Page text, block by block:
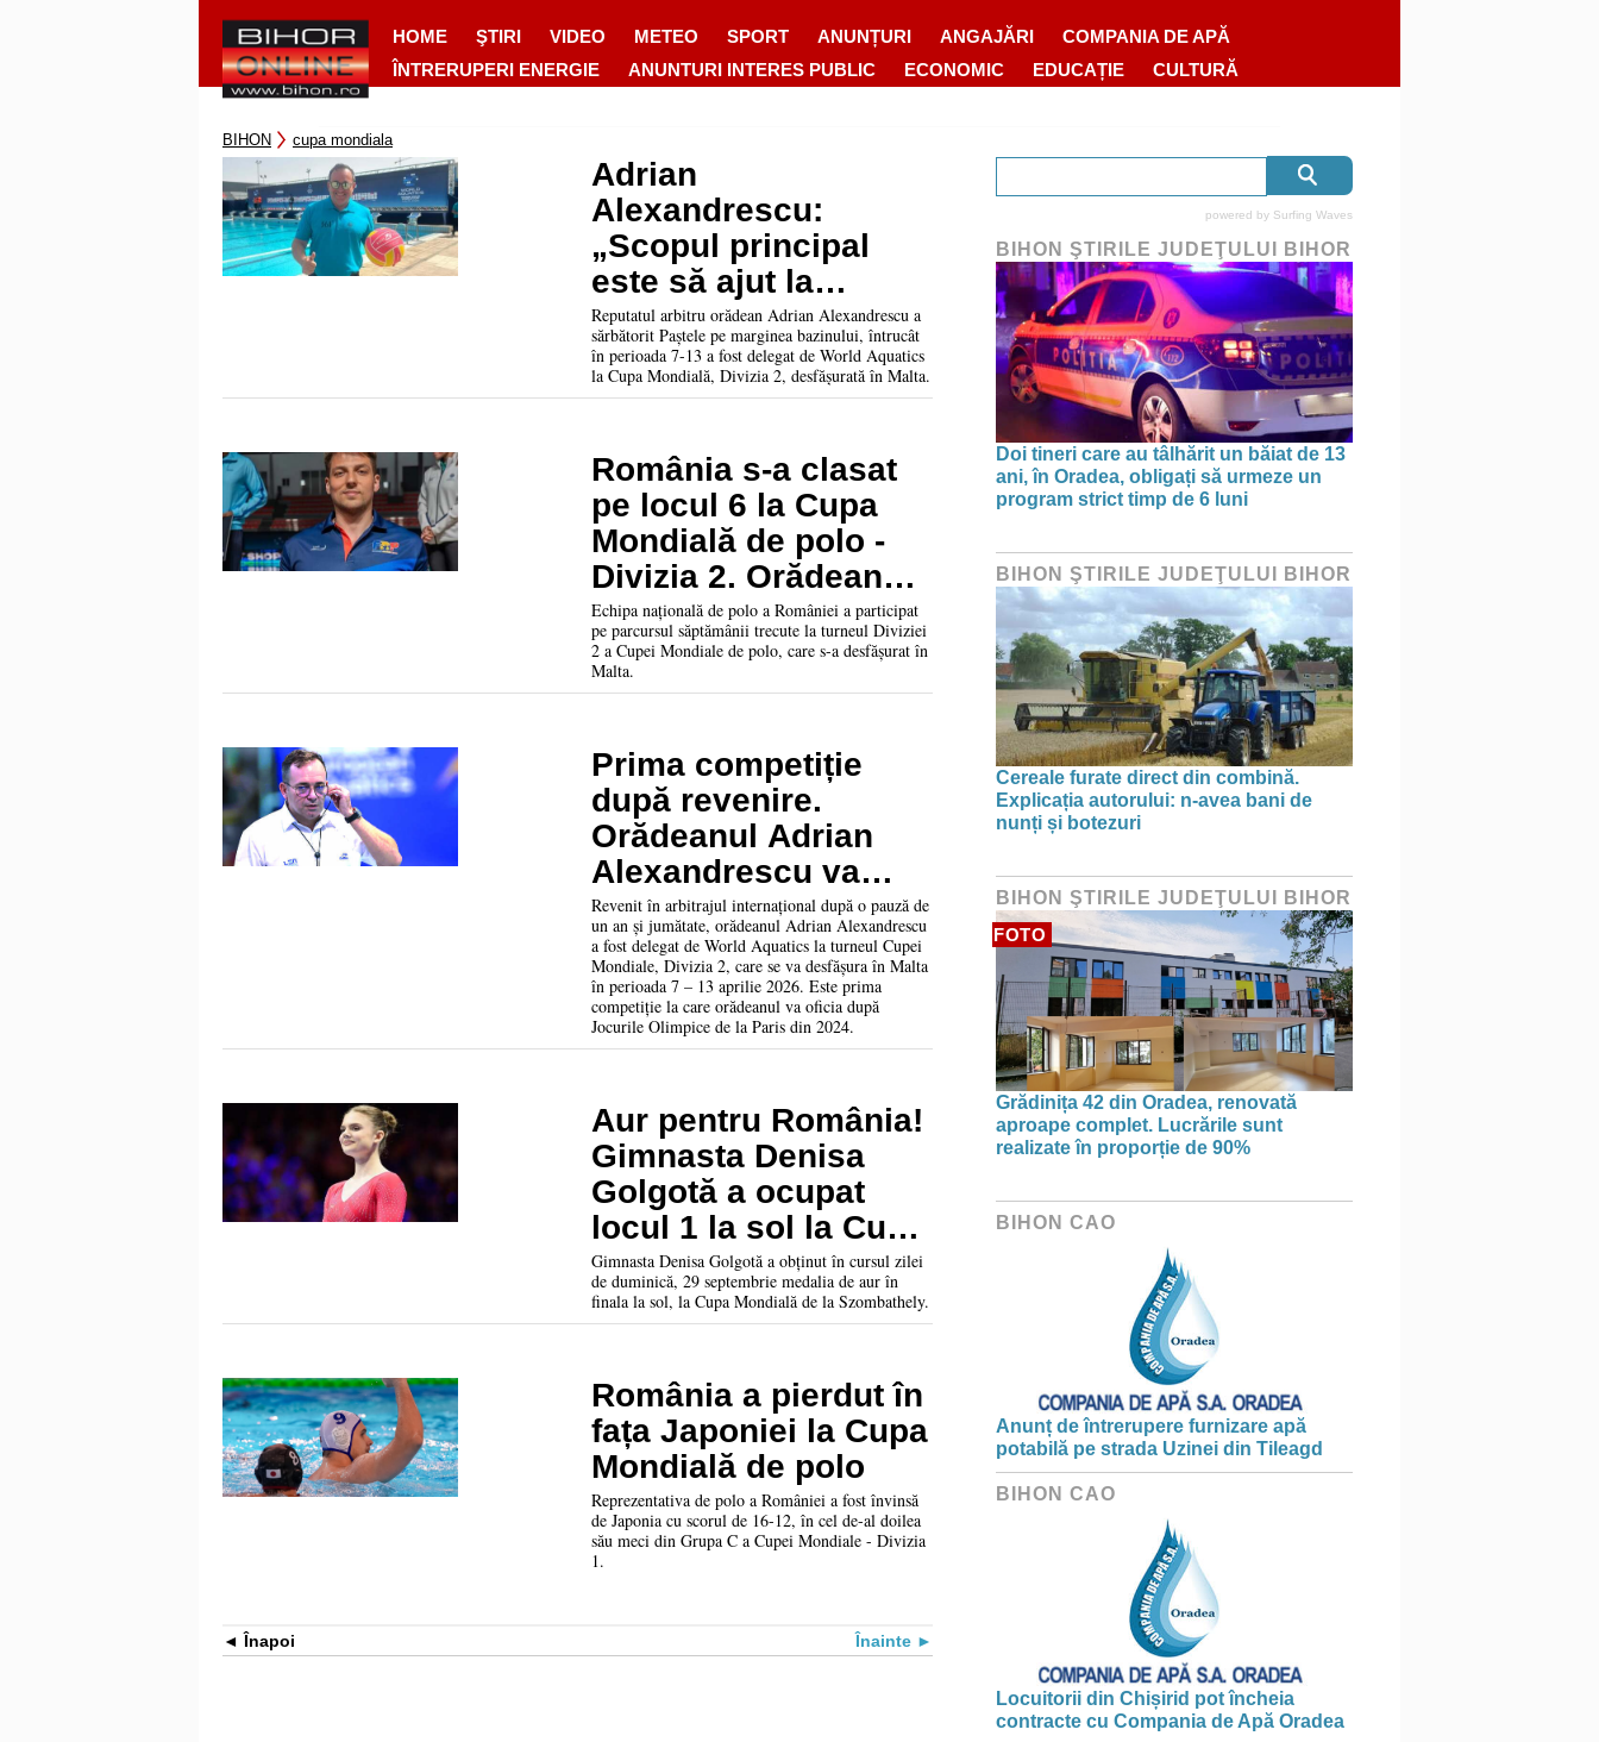
HOME ŞTIRI VIDEO METEO SPORT ANUNȚURI ANGAJĂRI
COMPANIA DE APĂ
ÎNTRERUPERI ENERGIE
ANUNTURI INTERES PUBLIC ECONOMIC EDUCAȚIE CULTURĂ
BIHON cupa mondiala
Adrian
Alexandrescu:
„Scopul principal
este să ajut la
dezvoltarea unui nou
val de arbitri”
Reputatul arbitru orădean Adrian Alexandrescu a
sărbătorit Paștele pe marginea bazinului, întrucât
în perioada 7-13 a fost delegat de World Aquatics
la Cupa Mondială, Divizia 2, desfășurată în Malta.
România s-a clasat
pe locul 6 la Cupa
Mondială de polo -
Divizia 2. Orădeanul
Marius Țic, cel mai
bun portar al
competiției
Echipa națională de polo a României a participat
pe parcursul săptămânii trecute la turneul Diviziei
2 a Cupei Mondiale de polo, care s-a desfășurat în
Malta.
Prima competiție
după revenire.
Orădeanul Adrian
Alexandrescu va
arbitra la Cupa
Mondială
Revenit în arbitrajul internațional după o pauză de
un an și jumătate, orădeanul Adrian Alexandrescu
a fost delegat de World Aquatics la turneul Cupei
Mondiale, Divizia 2, care se va desfășura în Malta
în perioada 7 – 13 aprilie 2026. Este prima
competiție la care orădeanul va oficia după
Jocurile Olimpice de la Paris din 2024.
Aur pentru România!
Gimnasta Denisa
Golgotă a ocupat
locul 1 la sol la Cupa
Mondială de
Gimnastică Artistică
Gimnasta Denisa Golgotă a obținut în cursul zilei
de duminică, 29 septembrie medalia de aur în
finala la sol, la Cupa Mondială de la Szombathely.
România a pierdut în
fața Japoniei la Cupa
Mondială de polo
Reprezentativa de polo a României a fost învinsă
de Japonia cu scorul de 16-12, în cel de-al doilea
său meci din Grupa C a Cupei Mondiale - Divizia
1.
Înapoi Înainte
powered by Surfing Waves
BIHON ŞTIRILE JUDEŢULUI BIHOR
Doi tineri care au tâlhărit un băiat de 13
ani, în Oradea, obligați să urmeze un
program strict timp de 6 luni
BIHON ŞTIRILE JUDEŢULUI BIHOR
Cereale furate direct din combină.
Explicația autorului: n-avea bani de
nunți și botezuri
BIHON ŞTIRILE JUDEŢULUI BIHOR
FOTO
Grădinița 42 din Oradea, renovată
aproape complet. Lucrările sunt
realizate în proporție de 90%
BIHON CAO
Anunț de întrerupere furnizare apă
potabilă pe strada Uzinei din Tileagd
BIHON CAO
Locuitorii din Chișirid pot încheia
contracte cu Compania de Apă Oradea